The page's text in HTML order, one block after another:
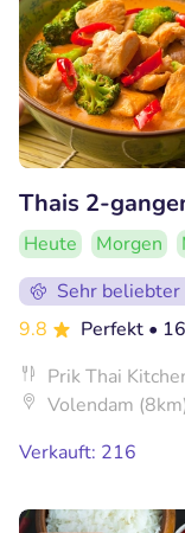
Thais 2-
Heute Morgen
Sehr beliebter
9.8
Perfekt •
Prik Thai
Volendam
Verkauft: 216